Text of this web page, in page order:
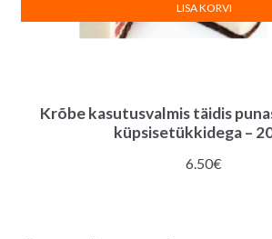
Krõbe kasutusvalmis täidis
küpsisetükkidega –
6.50€
LISA KORVI